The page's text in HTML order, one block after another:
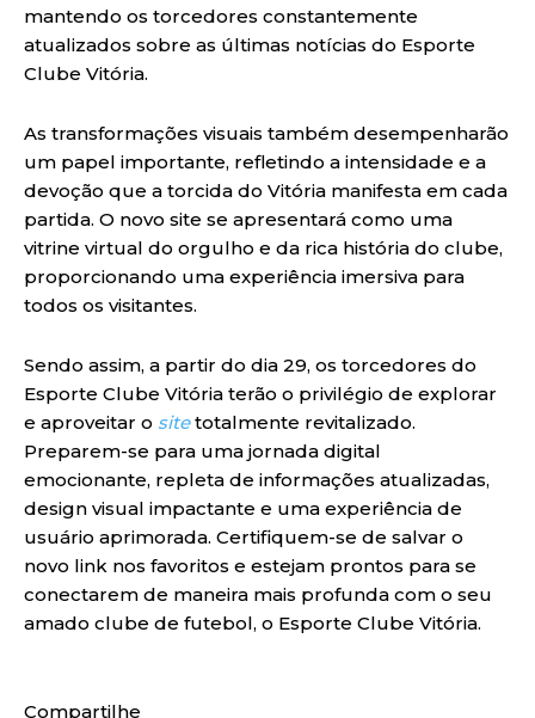
mantendo os torcedores constantemente
atualizados sobre as últimas notícias do Esporte
Clube Vitória.
As transformações visuais também desempenharão
um papel importante, refletindo a intensidade e a
devoção que a torcida do Vitória manifesta em cada
partida. O novo site se apresentará como uma
vitrine virtual do orgulho e da rica história do clube,
proporcionando uma experiência imersiva para
todos os visitantes.
Sendo assim, a partir do dia 29, os torcedores do
Esporte Clube Vitória terão o privilégio de explorar
e aproveitar o sitetotalmente revitalizado.
Preparem-se para uma jornada digital
emocionante, repleta de informações atualizadas,
design visual impactante e uma experiência de
usuário aprimorada. Certifiquem-se de salvar o
novo link nos favoritos e estejam prontos para se
conectarem de maneira mais profunda com o seu
amado clube de futebol, o Esporte Clube Vitória.
Compartilhe